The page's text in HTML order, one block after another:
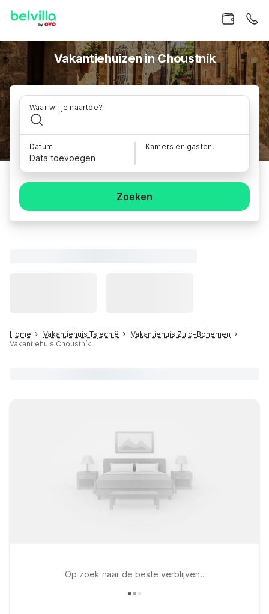
Vakantiehuizen in Choustník
Waar wil je naartoe?
Datum
Data toevoegen
Kamers en gasten,
Zoeken
Home Vakantiehuis Tsjechië
Vakantiehuis Zuid-Bohemen
Vakantiehuis Choustník
Op zoek naar de beste verblijven..